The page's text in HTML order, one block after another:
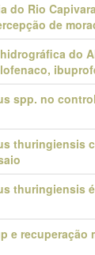
do Rio
de
do
spp. no
thuringiensis
thuringiensis
e recuperação